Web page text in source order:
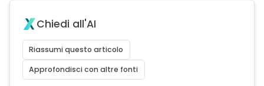
Chiedi all'AI
Riassumi questo articolo
Approfondisci con altre fonti